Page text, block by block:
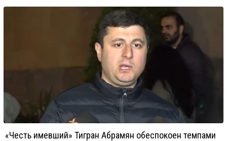
«Честь имевший» Тигран Абрамян обеспокоен темпами